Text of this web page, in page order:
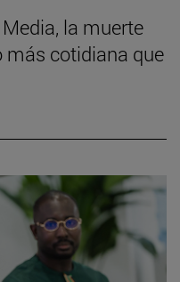
la muerte
más cotidiana que